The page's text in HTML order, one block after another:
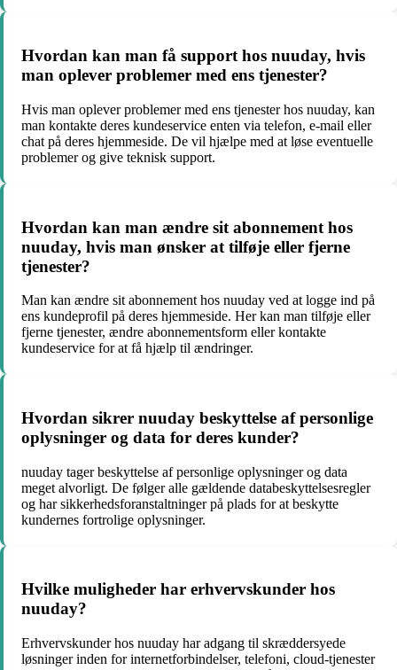
Hvordan kan man få support hos nuuday, hvis
man oplever problemer med ens tjenester?
Hvis man oplever problemer med ens tjenester hos nuuday, kan
man kontakte deres kundeservice enten via telefon, e-mail eller
chat på deres hjemmeside. De vil hjælpe med at løse eventuelle
problemer og give teknisk support.
Hvordan kan man ændre sit abonnement hos
nuuday, hvis man ønsker at tilføje eller fjerne
tjenester?
Man kan ændre sit abonnement hos nuuday ved at logge ind på
ens kundeprofil på deres hjemmeside. Her kan man tilføje eller
fjerne tjenester, ændre abonnementsform eller kontakte
kundeservice for at få hjælp til ændringer.
Hvordan sikrer nuuday beskyttelse af personlige
oplysninger og data for deres kunder?
nuuday tager beskyttelse af personlige oplysninger og data
meget alvorligt. De følger alle gældende databeskyttelsesregler
og har sikkerhedsforanstaltninger på plads for at beskytte
kundernes fortrolige oplysninger.
Hvilke muligheder har erhvervskunder hos
nuuday?
Erhvervskunder hos nuuday har adgang til skræddersyede
løsninger inden for internetforbindelser, telefoni, cloud-tjenester